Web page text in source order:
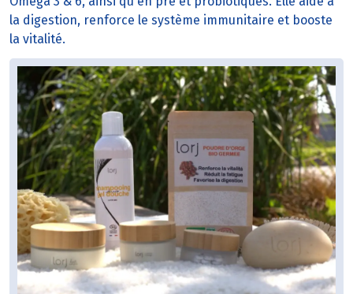
la digestion, renforce le système immunitaire et booste
la vitalité.